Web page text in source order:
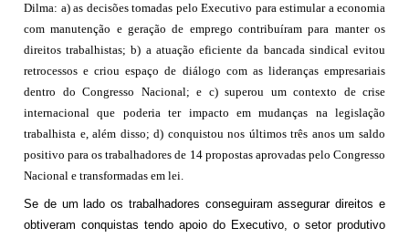
Dilma: a) as decisões tomadas pelo Executivo para estimular a economia
com manutenção e geração de emprego contribuíram para manter os
direitos trabalhistas; b) a atuação eficiente da bancada sindical evitou
retrocessos e criou espaço de diálogo com as lideranças empresariais
dentro do Congresso Nacional; e c) superou um contexto de crise
internacional que poderia ter impacto em mudanças na legislação
trabalhista e, além disso; d) conquistou nos últimos três anos um saldo
positivo para os trabalhadores de 14 propostas aprovadas pelo Congresso
Nacional e transformadas em lei.
Se de um lado os trabalhadores conseguiram assegurar direitos e
obtiveram conquistas tendo apoio do Executivo, o setor produtivo